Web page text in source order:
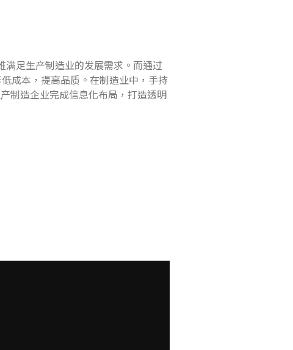
满足生产制造业的发展需求。而通过
成本，提高品质。在制造业中，手持
制造企业完成信息化布局，打造透明